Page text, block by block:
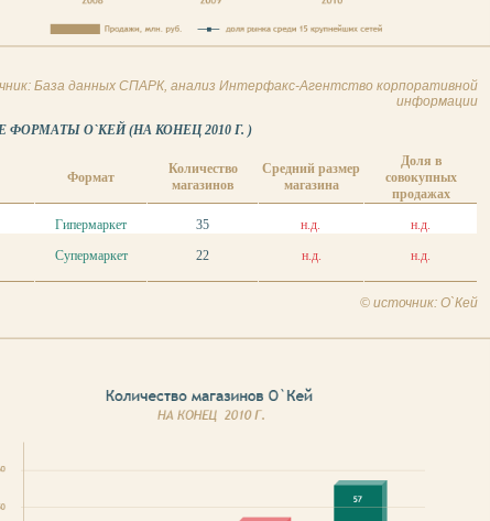
База данных СПАРК, анализ Интерфакс-Агентство корпоративной
информации
О`КЕЙ (НА КОНЕЦ 2010 Г. )
Формат
Количество
магазинов
Средний размер
магазина
Доля в
совокупных
продажах
Гипермаркет 35 н.д.
н.д.
Супермаркет 22 н.д. н.д.
© источник: О`Кей